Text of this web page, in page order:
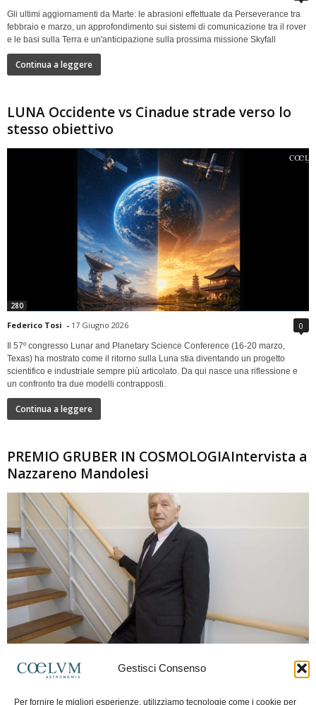
Gestisci Consenso
Per fornire le migliori esperienze, utilizziamo tecnologie come i cookie per
Gli ultimi aggiornamenti da Marte: le abrasioni effettuate da Perseverance tra
febbraio e marzo, un approfondimento sui sistemi di comunicazione tra il rover
e le basi sulla Terra e un'anticipazione sulla prossima missione Skyfall
Continua a leggere
LUNA Occidente vs Cinadue strade verso lo
stesso obiettivo
280
Federico Tosi - 17 Giugno 2026 0
Il 57º congresso Lunar and Planetary Science Conference (16-20 marzo,
Texas) ha mostrato come il ritorno sulla Luna stia diventando un progetto
scientifico e industriale sempre più articolato. Da qui nasce una riflessione e
un confronto tra due modelli contrapposti.
Continua a leggere
PREMIO GRUBER IN COSMOLOGIAIntervista a
Nazzareno Mandolesi
Frida Paolella - 16 Giugno 2026 0
spaziale europea e della missione Planck. Il dialogo ripercorre i principali